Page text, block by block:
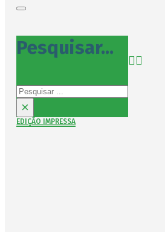
Pesquisar...
Pesquisar
×
EDIÇÃO IMPRESSA